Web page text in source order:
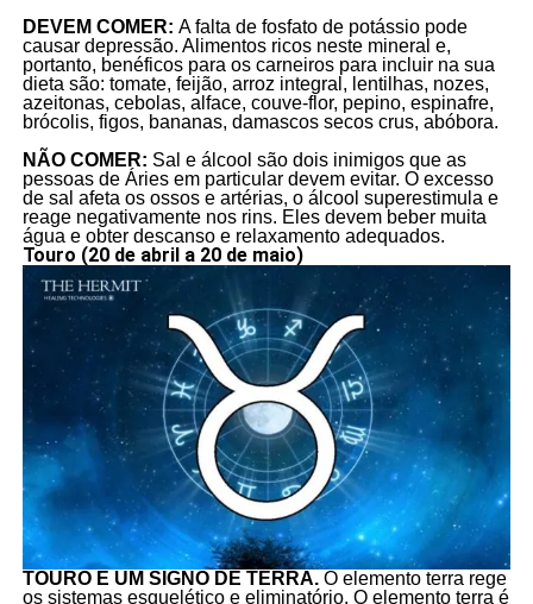
DEVEM COMER: A falta de fosfato de potássio pode
causar depressão. Alimentos ricos neste mineral e,
portanto, benéficos para os carneiros para incluir na sua
dieta são: tomate, feijão, arroz integral, lentilhas, nozes,
azeitonas, cebolas, alface, couve-flor, pepino, espinafre,
brócolis, figos, bananas, damascos secos crus, abóbora.
NÃO COMER: Sal e álcool são dois inimigos que as
pessoas de Áries em particular devem evitar. O excesso
de sal afeta os ossos e artérias, o álcool superestimula e
reage negativamente nos rins. Eles devem beber muita
água e obter descanso e relaxamento adequados.
Touro (20 de abril a 20 de maio)
TOURO É UM SIGNO DE TERRA.O elemento terra rege
os sistemas esquelético e eliminatório. O elemento terra é